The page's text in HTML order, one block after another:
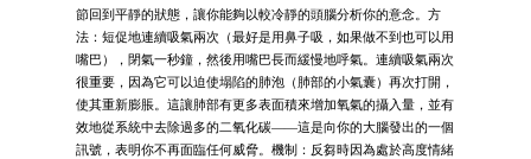
節回到平靜的狀態，讓你能夠以較冷靜的頭腦分析你的意念。方
法：短促地連續吸氣兩次（最好是用鼻子吸，如果做不到也可以用
嘴巴），閉氣一秒鐘，然後用嘴巴長而緩慢地呼氣。連續吸氣兩次
很重要，因為它可以迫使塌陷的肺泡（肺部的小氣囊）再次打開，
使其重新膨脹。這讓肺部有更多表面積來增加氧氣的攝入量，並有
效地從系統中去除過多的二氧化碳——這是向你的大腦發出的一個
訊號，表明你不再面臨任何威脅。機制：反芻時因為處於高度情緒